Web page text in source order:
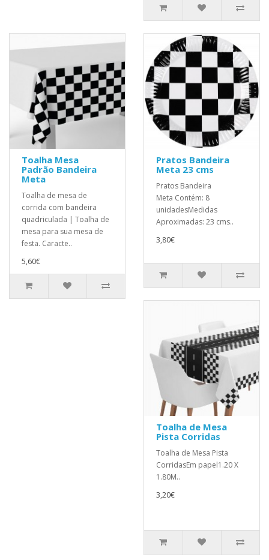
Toalha Mesa
Padrão Bandeira
Meta
Toalha de mesa de
corrida com bandeira
quadriculada | Toalha de
mesa para sua mesa de
festa. Caracte..
5,60€
Pratos Bandeira
Meta 23 cms
Pratos Bandeira
Meta Contém: 8
unidadesMedidas
Aproximadas: 23 cms..
3,80€
Toalha de Mesa
Pista Corridas
Toalha de Mesa Pista
CorridasEm papel1.20 X
1.80M..
3,20€